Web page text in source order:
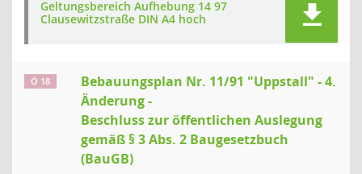
Geltungsbereich Aufhebung 14 97
Clausewitzstraße DIN A4 hoch
Ö 18
Bebauungsplan Nr. 11/91 "Uppstall" - 4.
Änderung -
Beschluss zur öffentlichen Auslegung
gemäß § 3 Abs. 2 Baugesetzbuch
(BauGB)